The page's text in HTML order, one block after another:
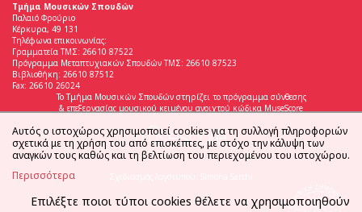
Τμήμα Μουσικών Σπουδών
Παλαιό Φρούριο
Κέρκυρα, 49 131
Τηλέφωνα επικοινωνίας:
Γραμματεία ΤΜΣ: 26610 87522
Πρόγραμμα Μεταπτυχιακών Σπουδών ΤΜΣ: 26610 87523
Βιβλιοθήκη: 26610 87512
Fax: 26610 26024
Το Τμήμα Μουσικών Σπουδών στηρίζει το πρόγραμμα σύνθεσης
& επεξεργασίας μουσικού κειμένου ανοιχτού κώδικα MuseScore
Αυτός ο ιστοχώρος χρησιμοποιεί cookies για τη συλλογή πληροφοριών
σχετικά με τη χρήση του από επισκέπτες, με στόχο την κάλυψη των
αναγκών τους καθώς και τη βελτίωση του περιεχομένου του ιστοχώρου.
Περισσότερα
Επιλέξτε ποιοι τύποι cookies θέλετε να χρησιμοποιηθούν